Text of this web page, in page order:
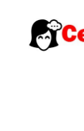
turinio